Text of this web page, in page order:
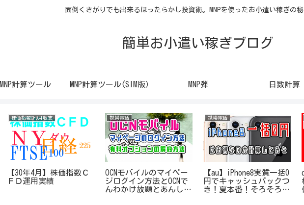
面倒くさがりでも出来るほったらかし投資術。MNPを使ったお小遣い稼ぎの秘
簡単お小遣い稼ぎブログ
MNP計算ツール MNP計算ツール(SIM版） MNP弾 日数計算
株価指数CFD月収支
【30年4月】株価指数Ｃ
ＦＤ運用実績
携帯電話
OCNモバイルのマイペー
ジログイン方法とOCNで
んわかけ放題とあんしん
携帯電話
【au】iPhone8実質一括0
円でキャッシュバックつ
き！夏本番！そろそろお